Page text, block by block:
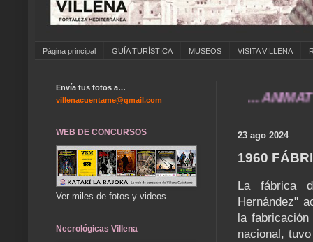
Página principal GUÍA TURÍSTICA MUSEOS VISITA VILLENA
... ANÍMATE A
23 ago 2024
1960
La fábrica
Hernández"
la
nacional,
Envía tus fotos a…
villenacuentame@gmail.com
WEB DE CONCURSOS
Ver miles de fotos y videos...
Necrológicas Villena